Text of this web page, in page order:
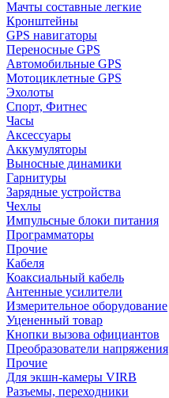
Мачты составные легкие
Кронштейны
GPS навигаторы
Переносные GPS
Автомобильные GPS
Мотоциклетные GPS
Эхолоты
Спорт, Фитнес
Часы
Аксессуары
Аккумуляторы
Выносные динамики
Гарнитуры
Зарядные устройства
Чехлы
Импульсные блоки питания
Программаторы
Прочие
Кабеля
Коаксиальный кабель
Антенные усилители
Измерительное оборудование
Уцененный товар
Кнопки вызова официантов
Преобразователи напряжения
Прочие
Для экшн-камеры VIRB
Разъемы, переходники